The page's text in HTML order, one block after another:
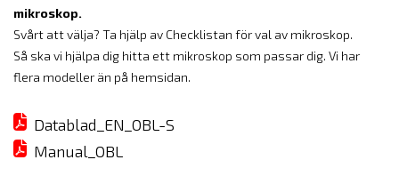
mikroskop.
Svårt att välja? Ta hjälp av Checklistan för val av mikroskop.
Så ska vi hjälpa dig hitta ett mikroskop som passar dig. Vi har
flera modeller än på hemsidan.
Datablad_EN_OBL-S
Manual_OBL